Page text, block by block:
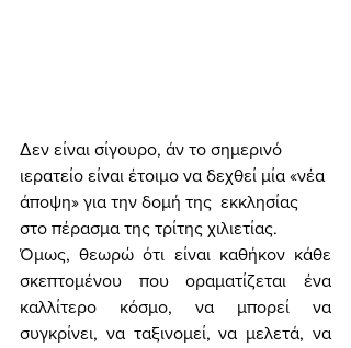
Δεν είναι σίγουρο, άν το σημερινό
ιερατείο είναι έτοιμο να δεχθεί μία «νέα
άποψη» για την δομή της  εκκλησίας
στο πέρασμα της τρίτης χιλιετίας.
Όμως, θεωρώ ότι είναι καθήκον κάθε
σκεπτομένου που οραματίζεται ένα
καλλίτερο κόσμο, να μπορεί να
συγκρίνει, να ταξινομεί, να μελετά, να